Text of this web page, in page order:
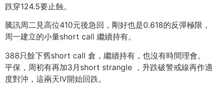
跌穿124.5要止蝕。
騰訊周二見高位410元後急回，剛好也是0.618的反彈極限，
周一建立的小量short call 繼續持有。
388只餘下舊short call 倉，繼續持有，也沒有時間理會。
平保，周初有再加3月short strangle ，升跌破警戒線再作適
度對沖，這兩天IV開始回跌。